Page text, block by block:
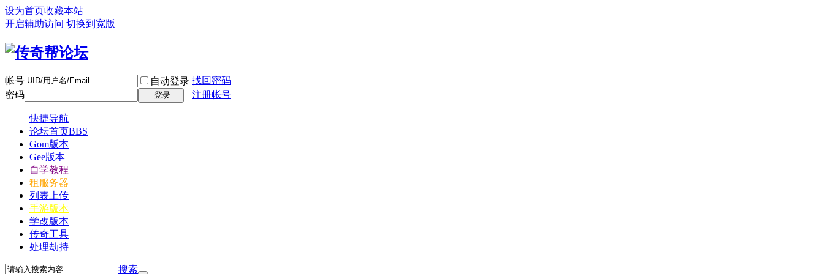
设为首页收藏本站
开启辅助访问 切换到宽版
帐号 自动登录 找回密码
密码
登录 注册帐号
快捷导航
论坛首页BBS
Gom版本
Gee版本
自学教程
租服务器
列表上传
手游版本
学改版本
传奇工具
处理劫持
搜索